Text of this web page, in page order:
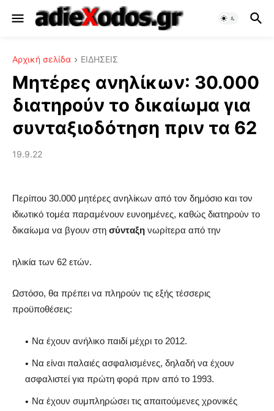
Αρχική σελίδα ΕΙΔΗΣΕΙΣ
Μητέρες ανηλίκων: 30.000
διατηρούν το δικαίωμα για
συνταξιοδότηση πριν τα 62
19.9.22
Περίπου 30.000 μητέρες ανηλίκων από τον δημόσιο και τον
ιδιωτικό τομέα παραμένουν ευνοημένες, καθώς διατηρούν το
δικαίωμα να βγουν στη σύνταξη νωρίτερα από την
ηλικία των 62 ετών.
Ωστόσο, θα πρέπει να πληρούν τις εξής τέσσερις
προϋποθέσεις:
Να έχουν ανήλικο παιδί μέχρι το 2012.
Να είναι παλαιές ασφαλισμένες, δηλαδή να έχουν
ασφαλιστεί για πρώτη φορά πριν από το 1993.
Να έχουν συμπληρώσει τις απαιτούμενες χρονικές